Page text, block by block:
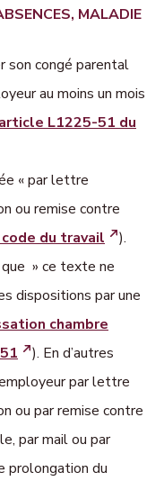
MALADIE
son congé parental
au moins un mois
article L1225-51 du
« par lettre
ou remise contre
du travail
).
que » ce texte ne
dispositions par une
chambre
). En d’autres
par lettre
ou par remise contre
par mail ou par
prolongation du